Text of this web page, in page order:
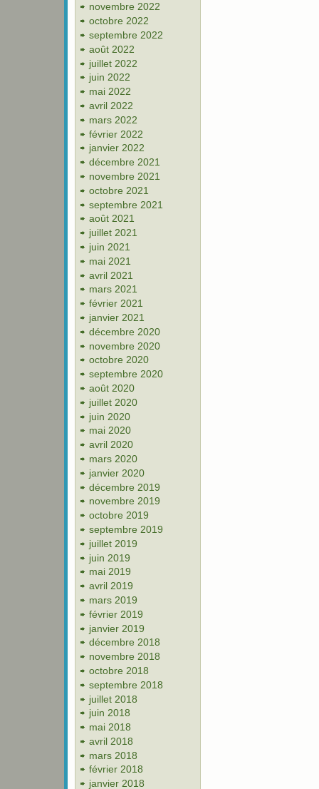
novembre 2022
octobre 2022
septembre 2022
août 2022
juillet 2022
juin 2022
mai 2022
avril 2022
mars 2022
février 2022
janvier 2022
décembre 2021
novembre 2021
octobre 2021
septembre 2021
août 2021
juillet 2021
juin 2021
mai 2021
avril 2021
mars 2021
février 2021
janvier 2021
décembre 2020
novembre 2020
octobre 2020
septembre 2020
août 2020
juillet 2020
juin 2020
mai 2020
avril 2020
mars 2020
janvier 2020
décembre 2019
novembre 2019
octobre 2019
septembre 2019
juillet 2019
juin 2019
mai 2019
avril 2019
mars 2019
février 2019
janvier 2019
décembre 2018
novembre 2018
octobre 2018
septembre 2018
juillet 2018
juin 2018
mai 2018
avril 2018
mars 2018
février 2018
janvier 2018